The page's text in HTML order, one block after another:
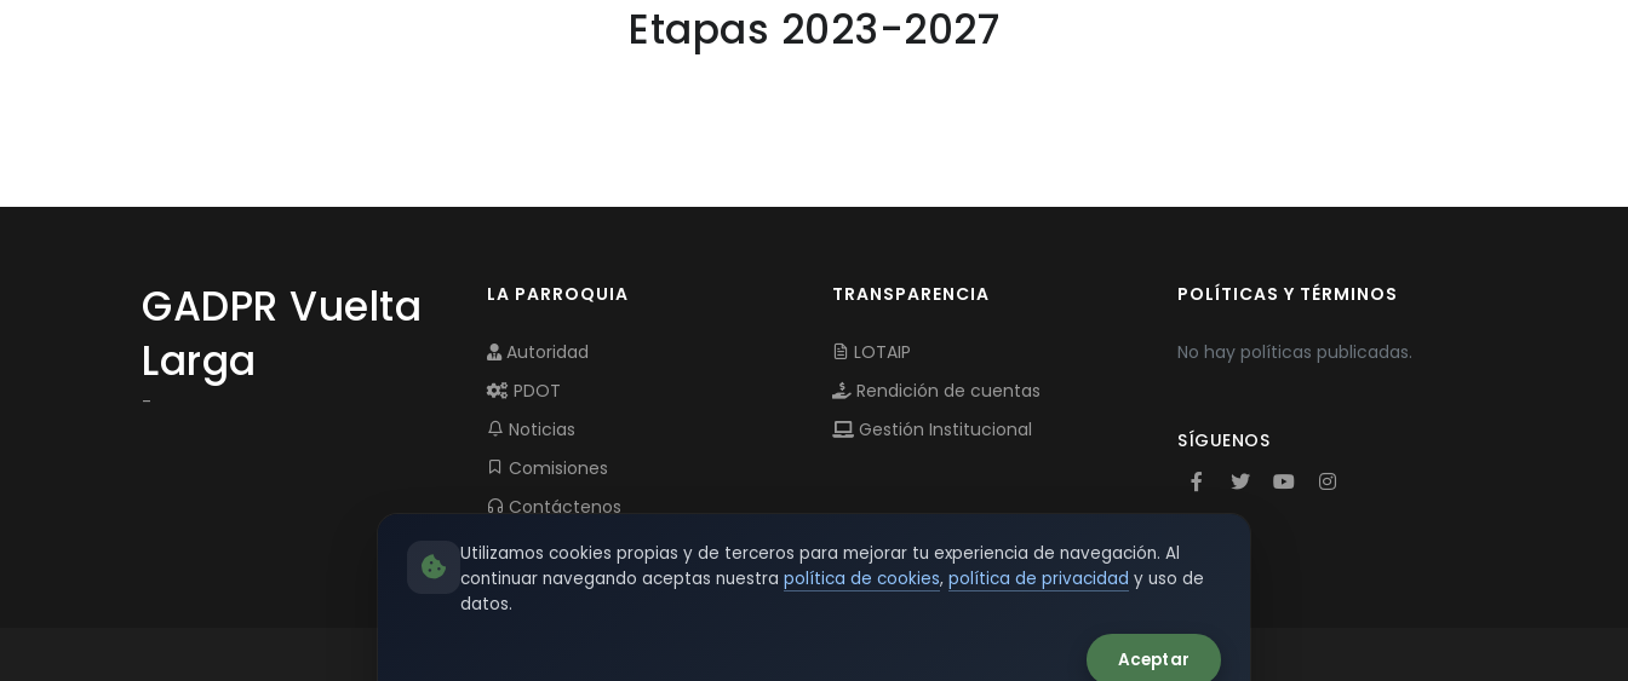
Etapas 2023-2027
GADPR Vuelta
Larga
-
LA PARROQUIA
Autoridad
PDOT
Noticias
Comisiones
Contáctenos
TRANSPARENCIA
LOTAIP
Rendición de cuentas
Gestión Institucional
POLÍTICAS Y TÉRMINOS
No hay políticas publicadas.
SÍGUENOS
Utilizamos cookies propias y de terceros para mejorar tu experiencia de navegación. Al
continuar navegando aceptas nuestra política de cookies, política de privacidad y uso de
datos.
Aceptar